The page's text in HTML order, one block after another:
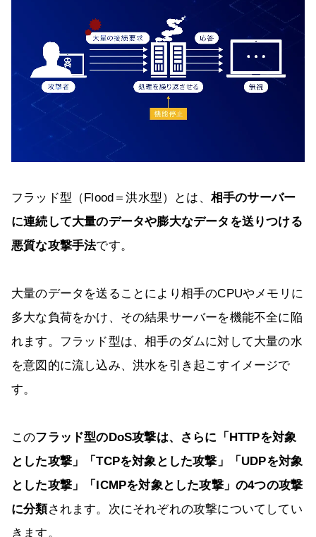
フラッド型（Flood＝洪水型）とは、 相手のサーバー
に連続して大量のデータや膨大なデータを送りつける
悪質な攻撃手法です。
大量のデータを送ることにより相手のCPUやメモリに
多大な負荷をかけ、その結果サーバーを機能不全に陥
れます。フラッド型は、相手のダムに対して大量の水
を意図的に流し込み、洪水を引き起こすイメージで
す。
このフラッド型のDoS攻撃は、さらに「HTTPを対象
とした攻撃」「TCPを対象とした攻撃」「UDPを対象
とした攻撃」「ICMPを対象とした攻撃」の4つの攻撃
に分類されます。次にそれぞれの攻撃についてしてい
きます。